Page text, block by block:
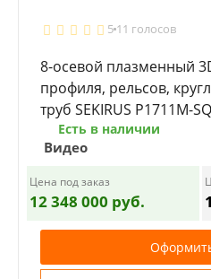
5 11 голосов
8-осевой плазменный
профиля, рельсов,
труб SEKIRUS P1711M-
Есть в наличии
Видео
Цена под заказ
12 348 000 руб.